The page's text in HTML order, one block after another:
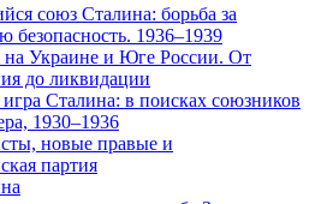
союз Сталина: борьба за
безопасность. 1936–1939
Украине и Юге России. От
до ликвидации
Сталина: в поисках союзников
1930–1936
новые правые и
партия